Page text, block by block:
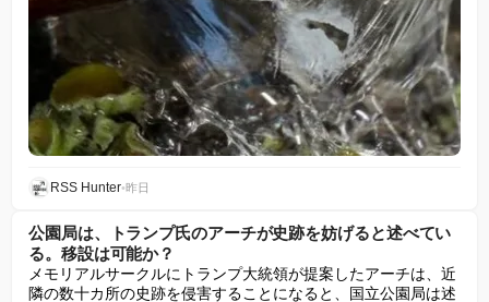
RSS Hunter•昨日
公園局は、トランプ氏のアーチが史跡を妨げると述べてい
る。移設は可能か？
メモリアルサークルにトランプ大統領が提案したアーチは、近
隣の数十カ所の史跡を侵害することになると、国立公園局は述